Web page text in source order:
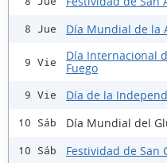
8 Jue Día Mundial de la
9 Vie
Día Internacional
Fuego
9 Vie Día de la
10 Sáb Día Mundial del
10 Sáb Festividad de San